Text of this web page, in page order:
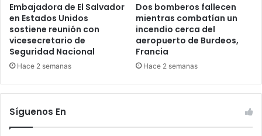
Embajadora de El Salvador
en Estados Unidos
sostiene reunión con
vicesecretario de
Seguridad Nacional
Hace 2 semanas
Dos bomberos fallecen
mientras combatían un
incendio cerca del
aeropuerto de Burdeos,
Francia
Hace 2 semanas
Síguenos En